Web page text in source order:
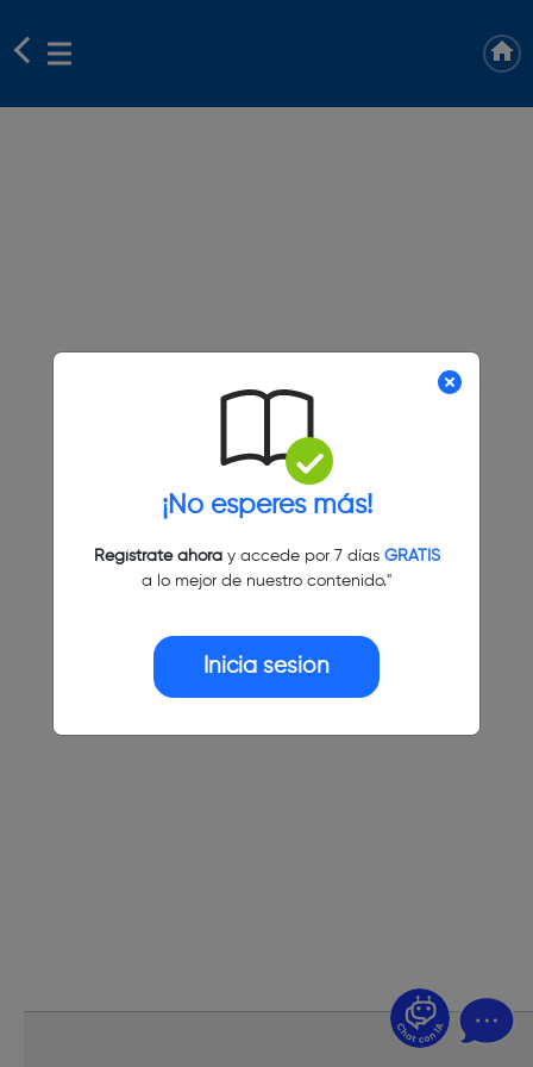
¡No esperes más!
Regístrate ahoray accede por 7 días GRATIS
a lo mejor de nuestro contenido."
Inicia sesión